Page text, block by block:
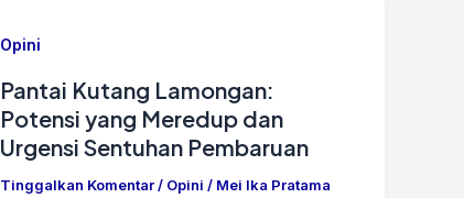
Opini
Pantai Kutang Lamongan:
Potensi yang Meredup dan
Urgensi Sentuhan Pembaruan
Tinggalkan Komentar/ Opini / Mei Ika Pratama